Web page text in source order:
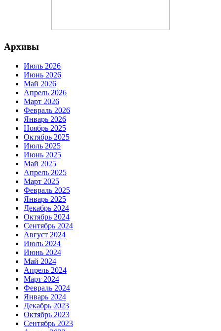
Архивы
Июль 2026
Июнь 2026
Май 2026
Апрель 2026
Март 2026
Февраль 2026
Январь 2026
Ноябрь 2025
Октябрь 2025
Июль 2025
Июнь 2025
Май 2025
Апрель 2025
Март 2025
Февраль 2025
Январь 2025
Декабрь 2024
Октябрь 2024
Сентябрь 2024
Август 2024
Июль 2024
Июнь 2024
Май 2024
Апрель 2024
Март 2024
Февраль 2024
Январь 2024
Декабрь 2023
Октябрь 2023
Сентябрь 2023